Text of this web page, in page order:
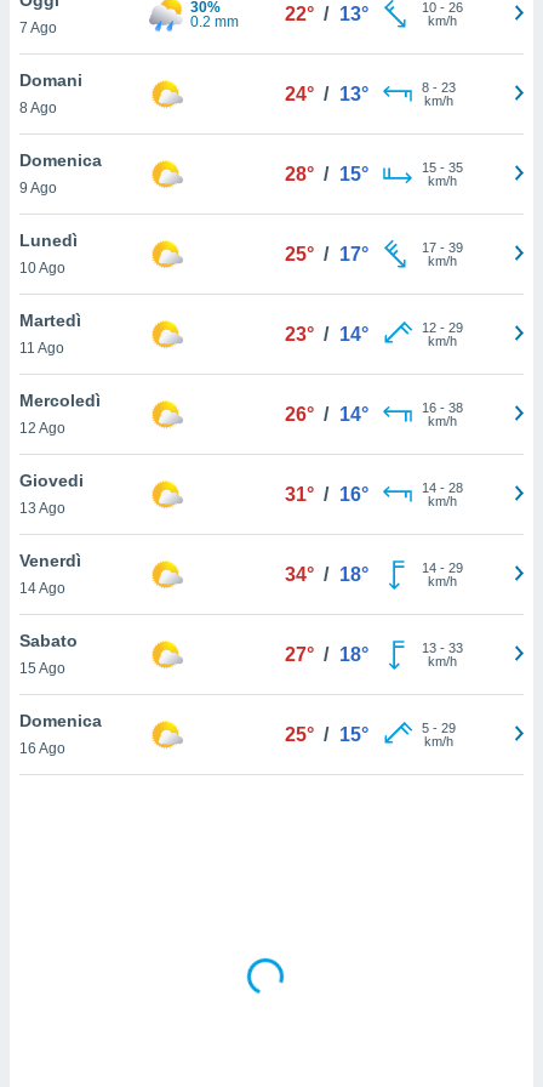
è
al sito
di
ci
di
il
un
la
nella
cookie
in
7 Ago
30%
0.2 mm
22° / 13° 10- 26
km/h
Domani
8 Ago
24° / 13° 8- 23
km/h
Domenica
9 Ago
28° / 15° 15- 35
km/h
Lunedì
10 Ago
25° / 17° 17- 39
km/h
Martedì
11 Ago
23° / 14° 12- 29
km/h
Mercoledì
12 Ago
26° / 14° 16- 38
km/h
Giovedi
13 Ago
31° / 16° 14- 28
km/h
Venerdì
14 Ago
34° / 18° 14- 29
km/h
Sabato
15 Ago
27° / 18° 13- 33
km/h
Domenica
16 Ago
25° / 15° 5- 29
km/h